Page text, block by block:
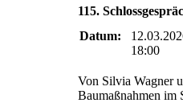
115.
Datum:
18:00
Von Silvia Wagner
Baumaßnahmen im